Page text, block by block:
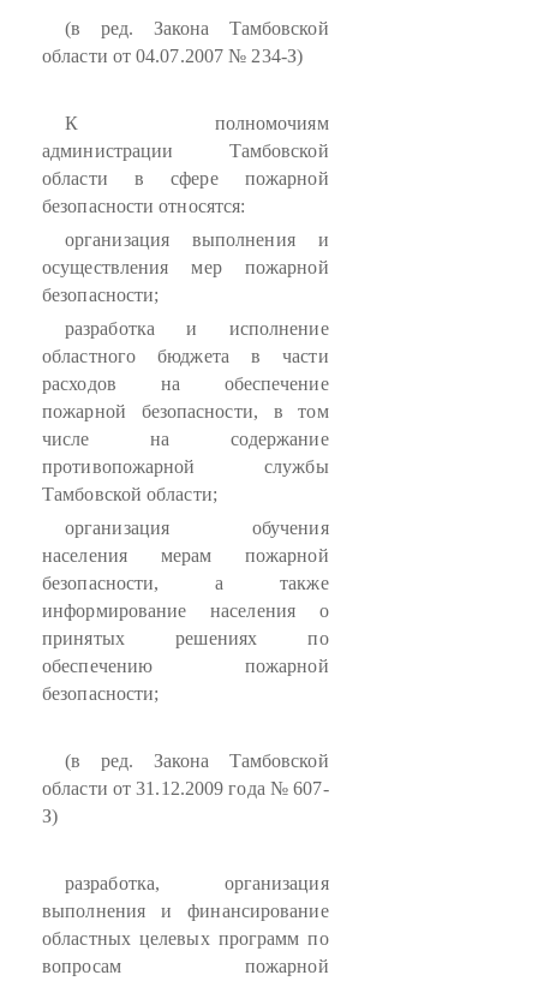
(в ред. Закона Тамбовской
области от 04.07.2007 № 234-З)
К полномочиям
администрации Тамбовской
области в сфере пожарной
безопасности относятся:
организация выполнения и
осуществления мер пожарной
безопасности;
разработка и исполнение
областного бюджета в части
расходов на обеспечение
пожарной безопасности, в том
числе на содержание
противопожарной службы
Тамбовской области;
организация обучения
населения мерам пожарной
безопасности, а также
информирование населения о
принятых решениях по
обеспечению пожарной
безопасности;
(в ред. Закона Тамбовской
области от 31.12.2009 года № 607-
З)
разработка, организация
выполнения и финансирование
областных целевых программ по
вопросам пожарной